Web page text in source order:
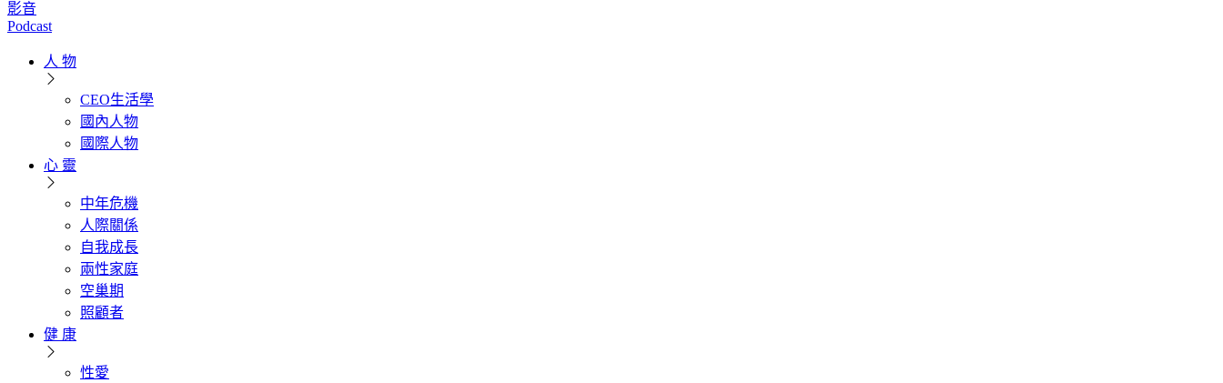
影音
Podcast
人 物
CEO生活學
國內人物
國際人物
心 靈
中年危機
人際關係
自我成長
兩性家庭
空巢期
照顧者
健 康
性愛